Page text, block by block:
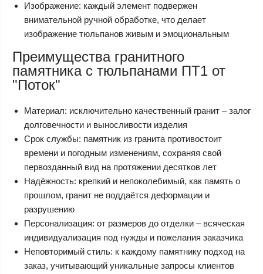
Изображение: каждый элемент подвержен
внимательной ручной обработке, что делает
изображение тюльпанов живым и эмоциональным
Преимущества гранитного
памятника с тюльпанами ПТ1 от
"Поток"
Материал: исключительно качественный гранит – залог
долговечности и выносливости изделия
Срок службы: памятник из гранита противостоит
времени и погодным изменениям, сохраняя свой
первозданный вид на протяжении десятков лет
Надёжность: крепкий и непоколебимый, как память о
прошлом, гранит не поддаётся деформации и
разрушению
Персонализация: от размеров до отделки – всяческая
индивидуализация под нужды и пожелания заказчика
Неповторимый стиль: к каждому памятнику подход на
заказ, учитывающий уникальные запросы клиентов